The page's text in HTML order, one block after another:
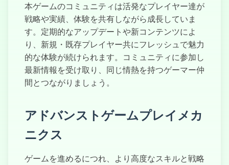
本ゲームのコミュニティは活発なプレイヤー達が
戦略や実績、体験を共有しながら成長していま
す。定期的なアップデートや新コンテンツによ
り、新規・既存プレイヤー共にフレッシュで魅力
的な体験が続けられます。コミュニティに参加し
最新情報を受け取り、同じ情熱を持つゲーマー仲
間とつながりましょう。
アドバンストゲームプレイメカ
ニクス
ゲームを進めるにつれ、より高度なスキルと戦略